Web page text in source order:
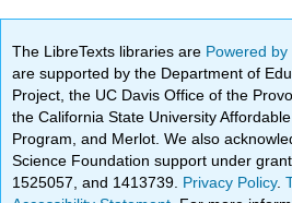
The LibreTexts libraries are Powered
are supported by the Department of
Project, the UC Davis Office of the
the California State University
Program, and Merlot. We also
Science Foundation support under
1525057, and 1413739. Privacy Policy.